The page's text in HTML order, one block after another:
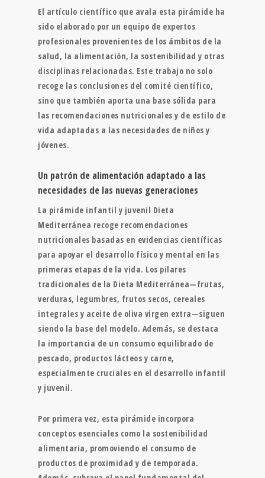
El artículo científico que avala esta pirámide ha
sido elaborado por un equipo de expertos
profesionales provenientes de los ámbitos de la
salud, la alimentación, la sostenibilidad y otras
disciplinas relacionadas. Este trabajo no solo
recoge las conclusiones del comité científico,
sino que también aporta una base sólida para
las recomendaciones nutricionales y de estilo de
vida adaptadas a las necesidades de niños y
jóvenes.
Un patrón de alimentación adaptado a las
necesidades de las nuevas generaciones
La pirámide infantil y juvenil Dieta
Mediterránea recoge recomendaciones
nutricionales basadas en evidencias científicas
para apoyar el desarrollo físico y mental en las
primeras etapas de la vida. Los pilares
tradicionales de la Dieta Mediterránea—frutas,
verduras, legumbres, frutos secos, cereales
integrales y aceite de oliva virgen extra—siguen
siendo la base del modelo. Además, se destaca
la importancia de un consumo equilibrado de
pescado, productos lácteos y carne,
especialmente cruciales en el desarrollo infantil
y juvenil.
Por primera vez, esta pirámide incorpora
conceptos esenciales como la sostenibilidad
alimentaria, promoviendo el consumo de
productos de proximidad y de temporada.